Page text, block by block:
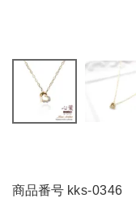
商品番号 kks-0346